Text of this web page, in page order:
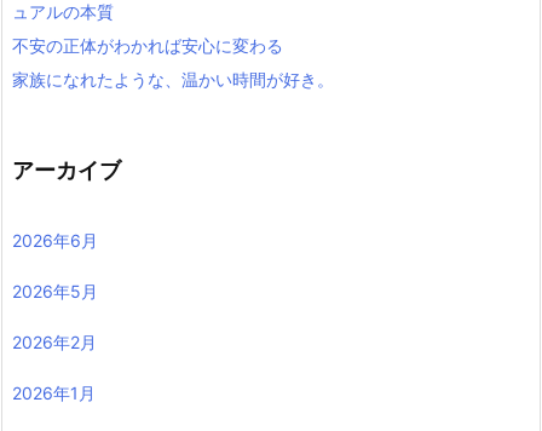
ュアルの本質
不安の正体がわかれば安心に変わる
家族になれたような、温かい時間が好き。
アーカイブ
2026年6月
2026年5月
2026年2月
2026年1月